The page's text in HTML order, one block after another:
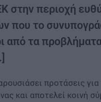
στην περιοχή
που το
από τα
προτάσεις
και αποτελεί κοινή